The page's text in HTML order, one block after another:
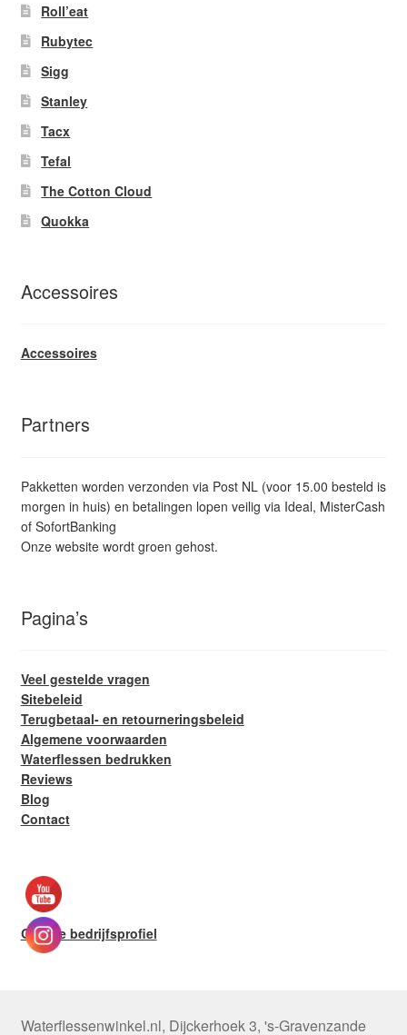
Roll’eat
Rubytec
Sigg
Stanley
Tacx
Tefal
The Cotton Cloud
Quokka
Accessoires
Accessoires
Partners
Pakketten worden verzonden via Post NL (voor 15.00 besteld is
morgen in huis) en betalingen lopen veilig via Ideal, MisterCash
of SofortBanking
Onze website wordt groen gehost.
Pagina’s
Veel gestelde vragen
Sitebeleid
Terugbetaal- en retourneringsbeleid
Algemene voorwaarden
Waterflessen bedrukken
Reviews
Blog
Contact
Google bedrijfsprofiel
Waterflessenwinkel.nl, Dijckerhoek 3, 's-Gravenzande